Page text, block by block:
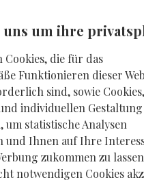
um ihre
die für das
Funktionieren dieser
sind, sowie
individuellen
um statistische Analysen
und Ihnen auf Ihre
zukommen zu
notwendigen Cookies